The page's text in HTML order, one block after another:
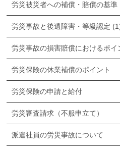
労災被災者への補償・賠償の基準
労災事故と後遺障害・等級認定
労災事故の損害賠償におけるポイ
労災保険の休業補償のポイント
労災保険の申請と給付
労災審査請求（不服申立て）
派遣社員の労災事故について